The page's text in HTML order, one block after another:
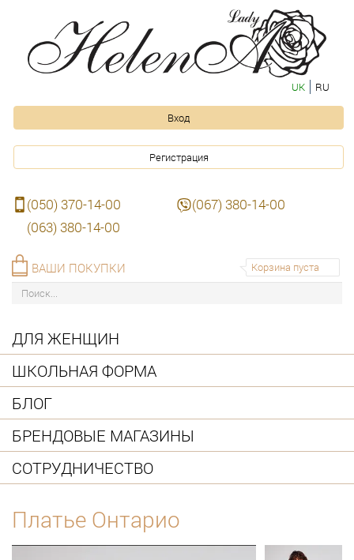
UK RU
Вход
Регистрация
(050) 370-14-00
(067) 380-14-00
(063) 380-14-00
Корзина пуста
ВАШИ ПОКУПКИ
ДЛЯ ЖЕНЩИН
ШКОЛЬНАЯ ФОРМА
БЛОГ
БРЕНДОВЫЕ МАГАЗИНЫ
СОТРУДНИЧЕСТВО
Платье Онтарио